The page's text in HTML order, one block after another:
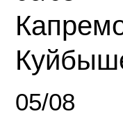
05/08